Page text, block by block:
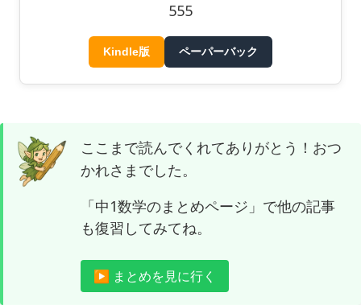
555
Kindle版 ペーパーバック
ここまで読んでくれてありがとう！おつ
かれさまでした。
「中1数学のまとめページ」で他の記事
も復習してみてね。
▶ まとめを見に行く